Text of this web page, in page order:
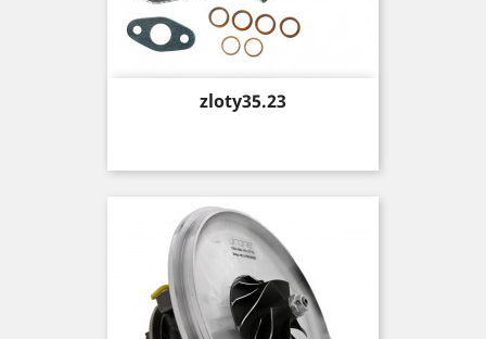
Price
zloty35.23